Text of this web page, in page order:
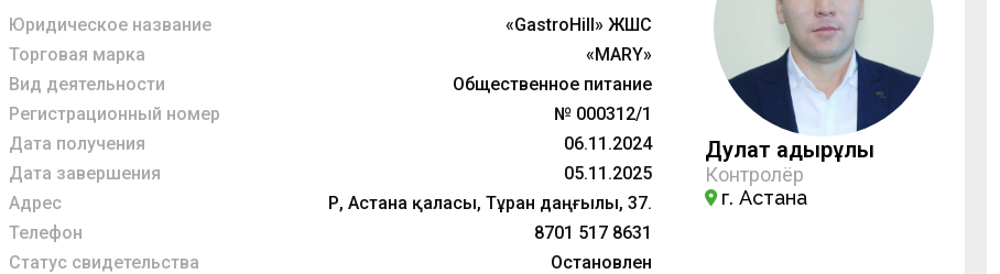
Юридическое название
«GastroHill» ЖШС
Торговая марка
«MARY»
Вид деятельности
Общественное питание
Регистрационный номер
№ 000312/1
Дата получения
06.11.2024
Дата завершения
05.11.2025
Адрес
ҚР, Астана қаласы, Тұран даңғылы, 37.
Телефон
8701 517 8631
Статус свидетельства
Остановлен
Дулат Қадырұлы
Контролёр
г. Астана